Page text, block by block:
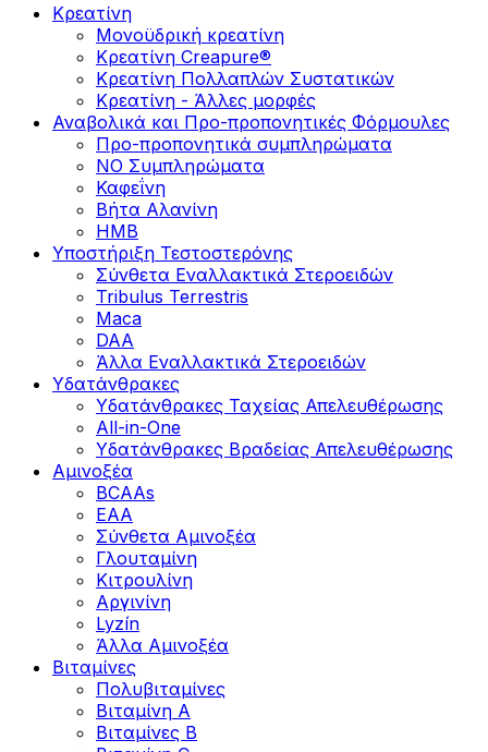
Κρεατίνη
Μονοϋδρική κρεατίνη
Κρεατίνη Creapure®
Κρεατίνη Πολλαπλών Συστατικών
Κρεατίνη - Άλλες μορφές
Αναβολικά και Προ-προπονητικές Φόρμουλες
Προ-προπονητικά συμπληρώματα
ΝΟ Συμπληρώματα
Καφεΐνη
Βήτα Αλανίνη
HMB
Υποστήριξη Τεστοστερόνης
Σύνθετα Εναλλακτικά Στεροειδών
Tribulus Terrestris
Maca
DAA
Άλλα Εναλλακτικά Στεροειδών
Υδατάνθρακες
Υδατάνθρακες Ταχείας Απελευθέρωσης
All-in-One
Υδατάνθρακες Βραδείας Απελευθέρωσης
Αμινοξέα
BCAAs
EAA
Σύνθετα Αμινοξέα
Γλουταμίνη
Κιτρουλίνη
Αργινίνη
Lyzín
Άλλα Αμινοξέα
Βιταμίνες
Πολυβιταμίνες
Βιταμίνη Α
Βιταμίνες Β